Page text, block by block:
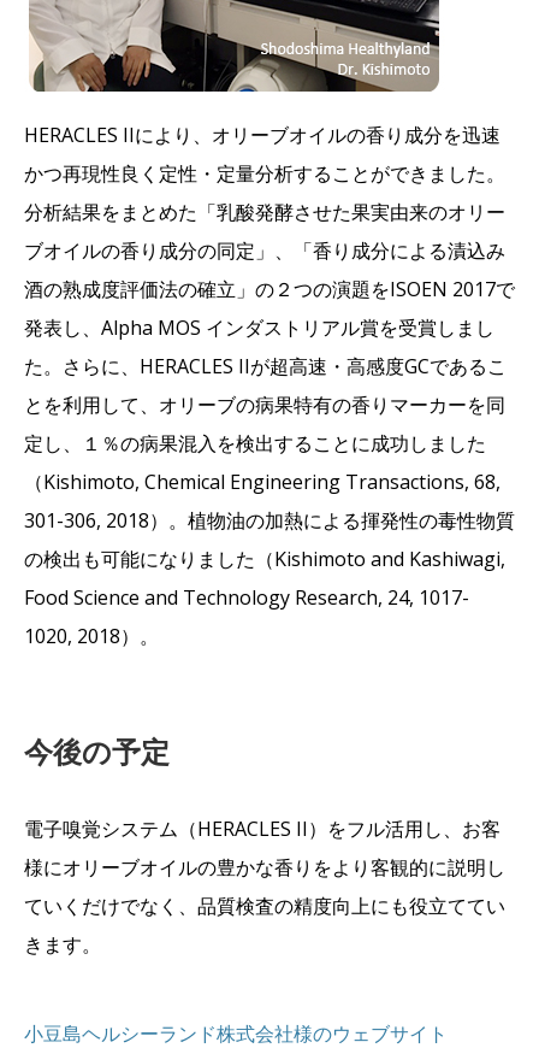
HERACLES IIにより、オリーブオイルの香り成分を迅速
かつ再現性良く定性・定量分析することができました。
分析結果をまとめた「乳酸発酵させた果実由来のオリー
ブオイルの香り成分の同定」、「香り成分による漬込み
酒の熟成度評価法の確立」の２つの演題をISOEN 2017で
発表し、Alpha MOS インダストリアル賞を受賞しまし
た。さらに、HERACLES IIが超高速・高感度GCであるこ
とを利用して、オリーブの病果特有の香りマーカーを同
定し、１％の病果混入を検出することに成功しました
（Kishimoto, Chemical Engineering Transactions, 68,
301-306, 2018）。植物油の加熱による揮発性の毒性物質
の検出も可能になりました（Kishimoto and Kashiwagi,
Food Science and Technology Research, 24, 1017-
1020, 2018）。
今後の予定
電子嗅覚システム（HERACLES II）をフル活用し、お客
様にオリーブオイルの豊かな香りをより客観的に説明し
ていくだけでなく、品質検査の精度向上にも役立ててい
きます。
小豆島ヘルシーランド株式会社様のウェブサイト